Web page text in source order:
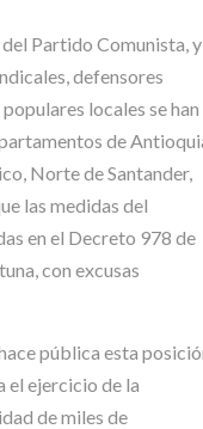
Partido Comunista, y
defensores
locales se han
de
Norte de Santander,
las medidas del
en el Decreto 978 de
con excusas
pública esta
el ejercicio de la
de miles de